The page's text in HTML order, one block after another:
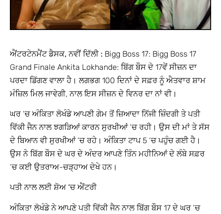
ਐਂਟਰਟੇਨਮੈਂਟ ਡੈਸਕ, ਨਵੀਂ ਦਿੱਲੀ : Bigg Boss 17: Bigg Boss 17
Grand Finale Ankita Lokhande: ਬਿੱਗ ਬੌਸ ਦੇ 17ਵੇਂ ਸੀਜ਼ਨ ਦਾ
ਪਰਦਾ ਡਿੱਗਣ ਵਾਲਾ ਹੈ। ਲਗਭਗ 100 ਦਿਨਾਂ ਦੇ ਸਫ਼ਰ ਨੂੰ ਐਤਵਾਰ ਸ਼ਾਮ
ਮੰਜ਼ਿਲ ਮਿਲ ਜਾਵੇਗੀ, ਨਾਲ ਇਸ ਸੀਜ਼ਨ ਦੇ ਵਿਨਰ ਦਾ ਨਾਂ ਵੀ।
ਘਰ ‘ਚ ਅੰਕਿਤਾ ਲੋਖੰਡੇ ਆਪਣੀ ਗੇਮ ਤੋਂ ਜ਼ਿਆਦਾ ਨਿੱਜੀ ਜ਼ਿੰਦਗੀ ਤੇ ਪਤੀ
ਵਿੱਕੀ ਜੈਨ ਨਾਲ ਝਗੜਿਆਂ ਕਾਰਨ ਸੁਰਖੀਆਂ ‘ਚ ਰਹੀ। ਉਸ ਦੀ ਮਾਂ ਤੇ ਸੱਸ
ਦੇ ਬਿਆਨ ਵੀ ਸੁਰਖੀਆਂ ‘ਚ ਰਹੇ। ਅੰਕਿਤਾ ਟਾਪ 5 ‘ਚ ਪਹੁੰਚ ਗਈ ਹੈ।
ਉਸ ਨੇ ਬਿੱਗ ਬੌਸ ਦੇ ਘਰ ਦੇ ਅੰਦਰ ਆਪਣੇ ਤਿੰਨ ਮਹੀਨਿਆਂ ਦੇ ਲੰਬੇ ਸਫ਼ਰ
‘ਚ ਕਈ ਉਤਰਾਅ-ਚੜ੍ਹਾਅ ਦੇਖੇ ਹਨ।
ਪਤੀ ਨਾਲ ਲਈ ਸ਼ੋਅ ‘ਚ ਐਂਟਰੀ
ਅੰਕਿਤਾ ਲੋਖੰਡੇ ਨੇ ਆਪਣੇ ਪਤੀ ਵਿੱਕੀ ਜੈਨ ਨਾਲ ਬਿੱਗ ਬੌਸ 17 ਦੇ ਘਰ ‘ਚ